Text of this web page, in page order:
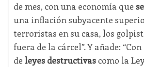
de mes, con una economía que
una inflación subyacente
terroristas en su casa, los
fuera de la cárcel”. Y añade:
de leyes destructivascomo la